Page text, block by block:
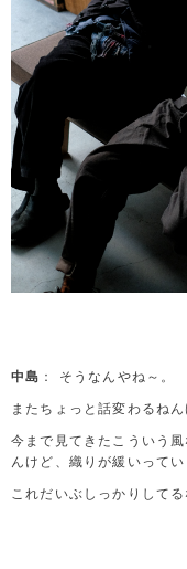
中島 ： そうなんやね～。
またちょっと話変わるね
今まで見てきたこういう
んけど、織りが緩いってい
これだいぶしっかりしてる